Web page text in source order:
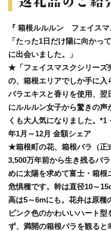
『 箱根ルルルン フェイスマ
「たった1日だけ陽に向かっ
に出会いました。」
★「フェイスマスクシリーズ
の、箱根エリアでしか手に
バラエキスと香りを使用、
にルルルン女子から驚きの
くも大人気になりました。
年1月～12月 金額シェア
★箱根町の花、箱根バラ（正
3,500万年前から生き残るバ
めに太陽を求めて富士・箱
危惧種です。幹は直径10～
高は5～6mにも。花弁は原種
ピンク色のかわいいハート
ず、満開の箱根バラを観る